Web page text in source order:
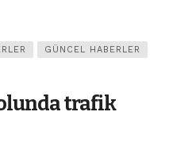
GÜNCEL HABERLER
trafik